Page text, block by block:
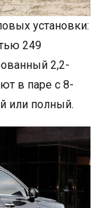
установки:
249
2,2-
в паре с 8-
или полный.